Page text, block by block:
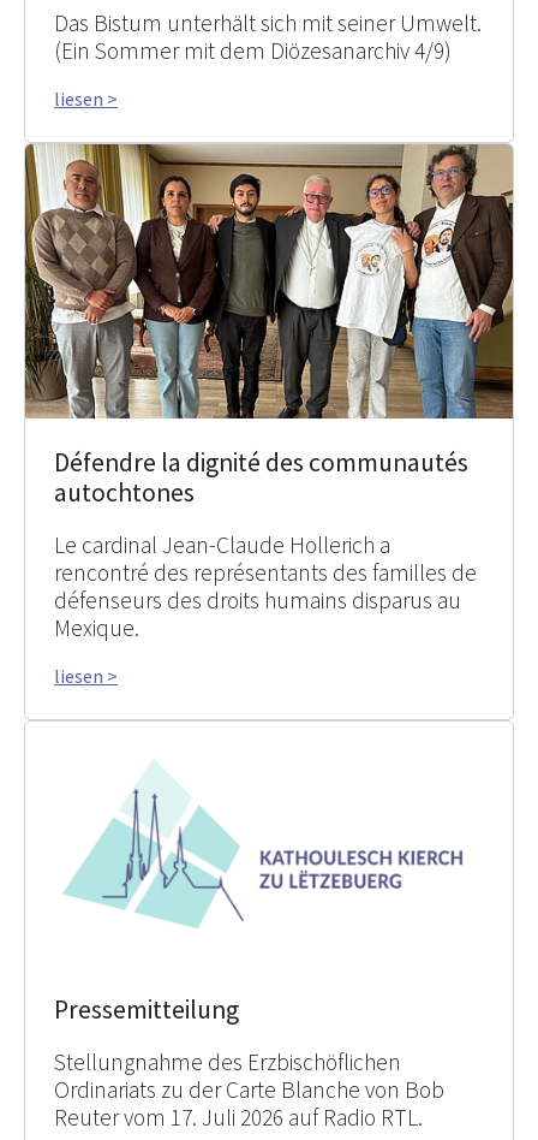
Das Bistum unterhält sich mit seiner Umwelt.
(Ein Sommer mit dem Diözesanarchiv 4/9)
liesen >
Défendre la dignité des communautés
autochtones
Le cardinal Jean-Claude Hollerich a
rencontré des représentants des familles de
défenseurs des droits humains disparus au
Mexique.
liesen >
Pressemitteilung
Stellungnahme des Erzbischöflichen
Ordinariats zu der Carte Blanche von Bob
Reuter vom 17. Juli 2026 auf Radio RTL.